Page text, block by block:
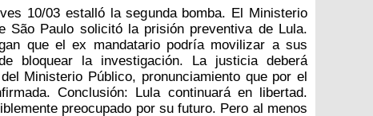
10/03 estalló la segunda bomba. El Ministerio
São Paulo solicitó la prisión preventiva de Lula.
que el ex mandatario podría movilizar a sus
bloquear la investigación. La justicia deberá
Ministerio Público, pronunciamiento que por el
Conclusión: Lula continuará en libertad.
preocupado por su futuro. Pero al menos